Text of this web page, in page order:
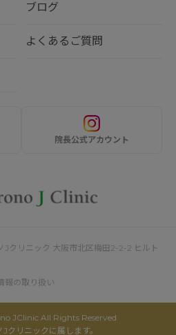
ブログ
よくあるご質問
院長公式アカウント
Jクリニック 大阪市北区梅田2-2-2 ヒルト
報の取り扱い
JClinic All Rights Reserved
クリニックに属します。